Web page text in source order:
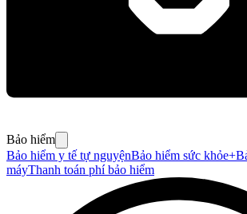
Bảo hiểm
Bảo hiểm y tế tự nguyệnBảo hiểm sức khỏe+
máyThanh toán phí bảo hiểm